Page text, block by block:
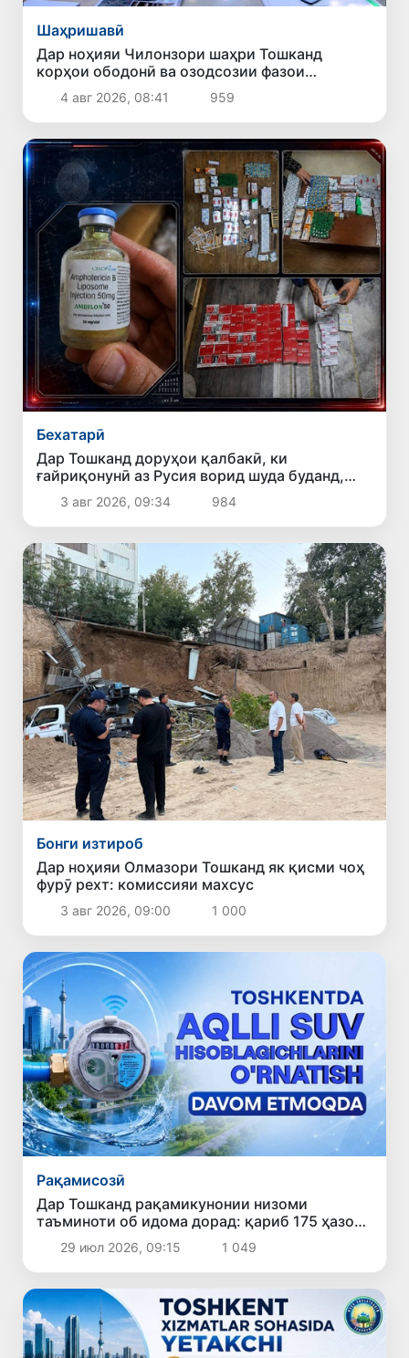
Шаҳришавӣ
Дар ноҳияи Чилонзори шаҳри Тошканд
корҳои ободонӣ ва озодсозии фазои
ҷамъиятӣ идома доранд
4 авг 2026, 08:41 959
Бехатарӣ
Дар Тошканд доруҳои қалбакӣ, ки
ғайриқонунӣ аз Русия ворид шуда буданд,
ошкор гардиданд
3 авг 2026, 09:34 984
Бонги изтироб
Дар ноҳияи Олмазори Тошканд як қисми чоҳ
фурӯ рехт: комиссияи махсус
3 авг 2026, 09:00 1 000
Рақамисозӣ
Дар Тошканд рақамикунонии низоми
таъминоти об идома дорад: қариб 175 ҳазор
ҳисобкунакҳои «ақлманд» насб шудааст
29 июл 2026, 09:15 1 049